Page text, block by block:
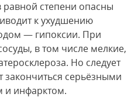
степени опасны
к ухудшению
— гипоксии. При
в том числе мелкие,
Но следует
закончиться серьёзными
и инфарктом.